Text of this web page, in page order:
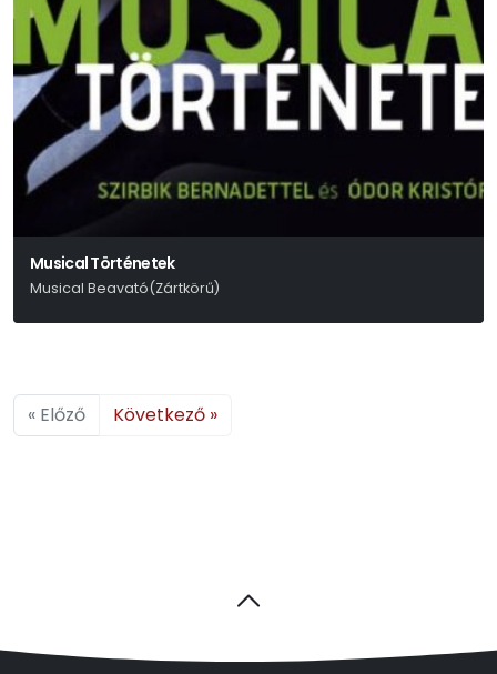
Musical Történetek
Musical Beavató(Zártkörű)
« Előző Következő »